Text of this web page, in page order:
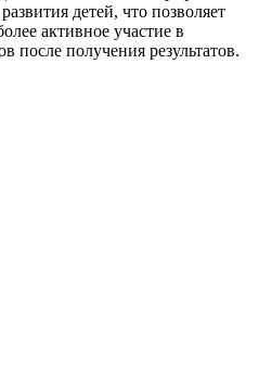
детей, что позволяет
активное участие в
после получения результатов.